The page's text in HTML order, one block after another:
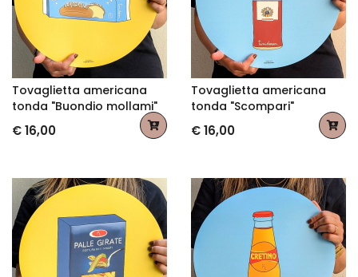
Tovaglietta americana
tonda "Buondio mollami"
€ 16,00
Tovaglietta americana
tonda "Scompari"
€ 16,00